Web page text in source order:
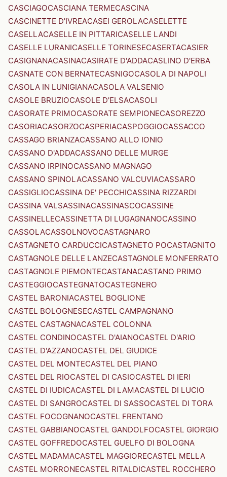
CASCIAGOCASCIANA TERMECASCINA
CASCINETTE D'IVREACASEI GEROLACASELETTE
CASELLACASELLE IN PITTARICASELLE LANDI
CASELLE LURANICASELLE TORINESECASERTACASIER
CASIGNANACASINACASIRATE D'ADDACASLINO D'ERBA
CASNATE CON BERNATECASNIGOCASOLA DI NAPOLI
CASOLA IN LUNIGIANACASOLA VALSENIO
CASOLE BRUZIOCASOLE D'ELSACASOLI
CASORATE PRIMOCASORATE SEMPIONECASOREZZO
CASORIACASORZOCASPERIACASPOGGIOCASSACCO
CASSAGO BRIANZACASSANO ALLO IONIO
CASSANO D'ADDACASSANO DELLE MURGE
CASSANO IRPINOCASSANO MAGNAGO
CASSANO SPINOLACASSANO VALCUVIACASSARO
CASSIGLIOCASSINA DE' PECCHICASSINA RIZZARDI
CASSINA VALSASSINACASSINASCOCASSINE
CASSINELLECASSINETTA DI LUGAGNANOCASSINO
CASSOLACASSOLNOVOCASTAGNARO
CASTAGNETO CARDUCCICASTAGNETO POCASTAGNITO
CASTAGNOLE DELLE LANZECASTAGNOLE MONFERRATO
CASTAGNOLE PIEMONTECASTANACASTANO PRIMO
CASTEGGIOCASTEGNATOCASTEGNERO
CASTEL BARONIACASTEL BOGLIONE
CASTEL BOLOGNESECASTEL CAMPAGNANO
CASTEL CASTAGNACASTEL COLONNA
CASTEL CONDINOCASTEL D'AIANOCASTEL D'ARIO
CASTEL D'AZZANOCASTEL DEL GIUDICE
CASTEL DEL MONTECASTEL DEL PIANO
CASTEL DEL RIOCASTEL DI CASIOCASTEL DI IERI
CASTEL DI IUDICACASTEL DI LAMACASTEL DI LUCIO
CASTEL DI SANGROCASTEL DI SASSOCASTEL DI TORA
CASTEL FOCOGNANOCASTEL FRENTANO
CASTEL GABBIANOCASTEL GANDOLFOCASTEL GIORGIO
CASTEL GOFFREDOCASTEL GUELFO DI BOLOGNA
CASTEL MADAMACASTEL MAGGIORECASTEL MELLA
CASTEL MORRONECASTEL RITALDICASTEL ROCCHERO